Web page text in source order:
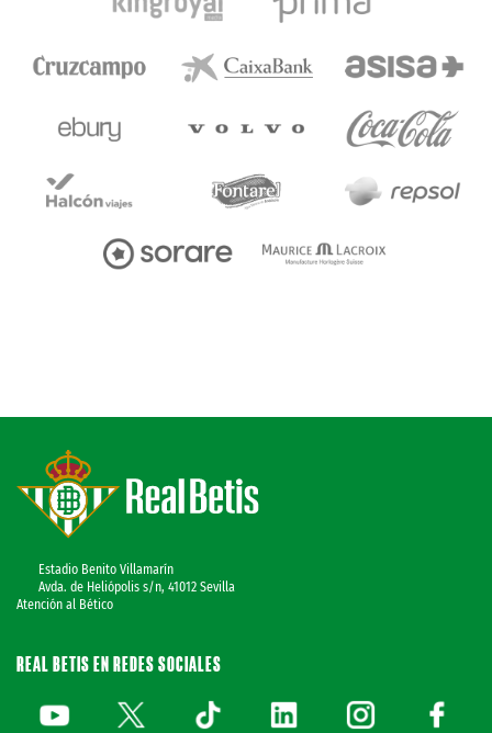
Estadio Benito Villamarín
Avda. de Heliópolis s/n, 41012 Sevilla
Atención al Bético
REAL BETIS EN REDES SOCIALES